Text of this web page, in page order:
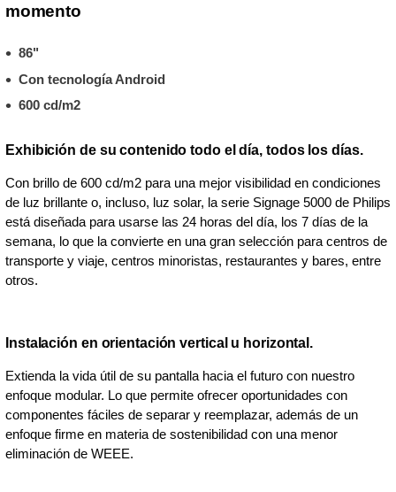
momento
86"
Con tecnología Android
600 cd/m2
Exhibición de su contenido todo el día, todos los días.
Con brillo de 600 cd/m2 para una mejor visibilidad en condiciones
de luz brillante o, incluso, luz solar, la serie Signage 5000 de Philips
está diseñada para usarse las 24 horas del día, los 7 días de la
semana, lo que la convierte en una gran selección para centros de
transporte y viaje, centros minoristas, restaurantes y bares, entre
otros.
Instalación en orientación vertical u horizontal.
Extienda la vida útil de su pantalla hacia el futuro con nuestro
enfoque modular. Lo que permite ofrecer oportunidades con
componentes fáciles de separar y reemplazar, además de un
enfoque firme en materia de sostenibilidad con una menor
eliminación de WEEE.